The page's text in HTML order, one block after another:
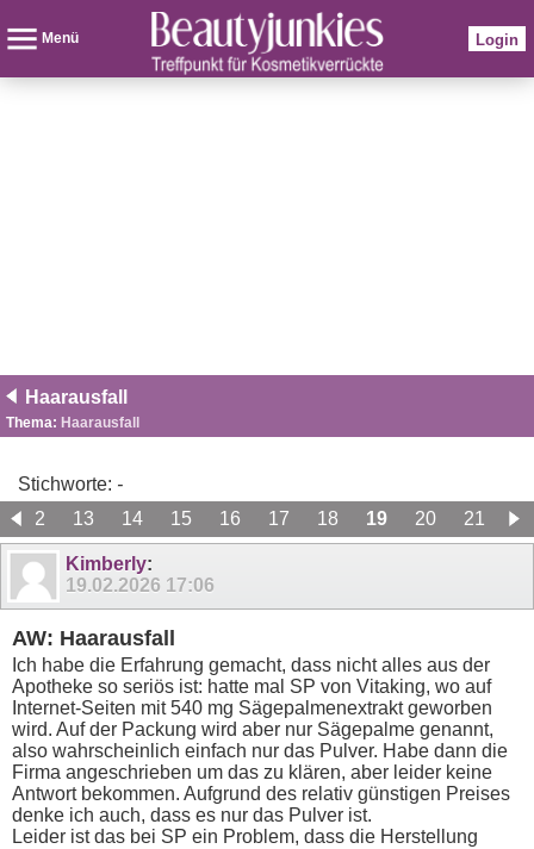
Menü Login
Haarausfall
Thema: Haarausfall
Stichworte: -
12
13 14 15 16 17 18 19 20 21
Kimberly:
19.02.2026 17:06
AW: Haarausfall
Ich habe die Erfahrung gemacht, dass nicht alles aus der
Apotheke so seriös ist: hatte mal SP von Vitaking, wo auf
Internet-Seiten mit 540 mg Sägepalmenextrakt geworben
wird. Auf der Packung wird aber nur Sägepalme genannt,
also wahrscheinlich einfach nur das Pulver. Habe dann die
Firma angeschrieben um das zu klären, aber leider keine
Antwort bekommen. Aufgrund des relativ günstigen Preises
denke ich auch, dass es nur das Pulver ist.
Leider ist das bei SP ein Problem, dass die Herstellung